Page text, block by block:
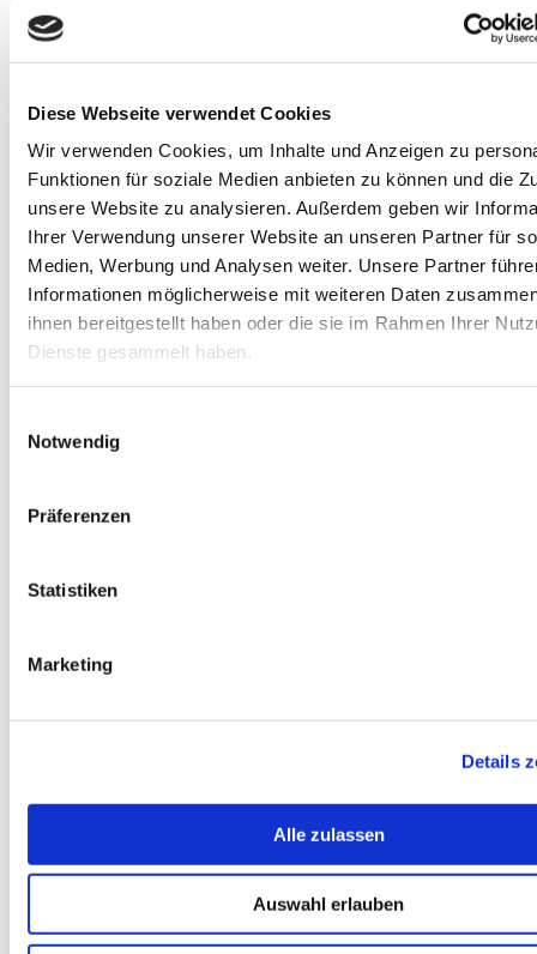
Diese Webseite verwendet Cookies
Wir verwenden Cookies, um Inhalte und Anzeigen zu
Funktionen für soziale Medien anbieten zu können und die
unsere Website zu analysieren. Außerdem geben wir
Ihrer Verwendung unserer Website an unseren Partner für
Medien, Werbung und Analysen weiter. Unsere Partner
Informationen möglicherweise mit weiteren Daten
ihnen bereitgestellt haben oder die sie im Rahmen Ihrer
Dienste gesammelt haben.
Notwendig
Präferenzen
Statistiken
Marketing
Details
Alle zulassen
Auswahl erlauben
Sortieren nachName
Sortieren nachDatum
Sortieren nach Beliebtheit
Sortieren nachBewertung
Zeige
12 Produkte
Zeige12 Produkte
Zeige24 Produkte
Zeige 36 Produkte
4. Klasse